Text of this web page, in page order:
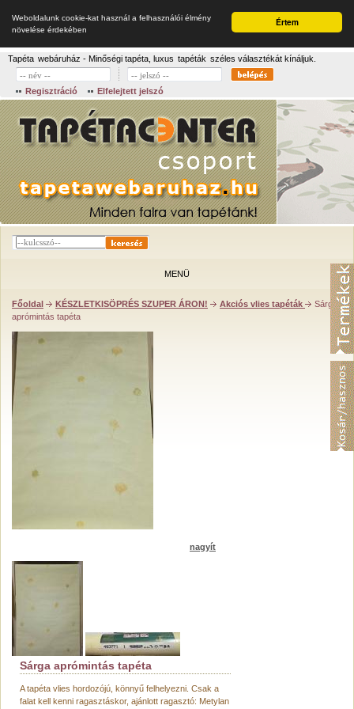
Értem
Weboldalunk cookie-kat használ a felhasználói élmény
növelése érdekében
Tapéta webáruház - Minőségi tapéta, luxus tapéták széles választékát kínáljuk.
Regisztráció Elfelejtett jelszó
MENÜ
Főoldal KÉSZLETKISÖPRÉS SZUPER ÁRON! Akciós vlies tapéták
Sárga
aprómintás tapéta
nagyít
Sárga aprómintás tapéta
A tapéta vlies hordozójú, könnyű felhelyezni. Csak a
falat kell kenni ragasztáskor, ajánlott ragasztó: Metylan